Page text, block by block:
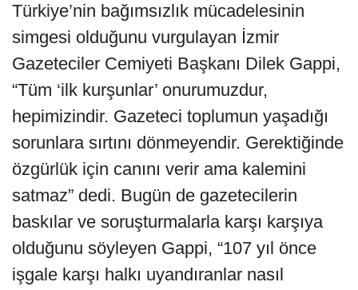
Türkiye’nin bağımsızlık mücadelesinin
simgesi olduğunu vurgulayan İzmir
Gazeteciler Cemiyeti Başkanı Dilek Gappi,
“Tüm ‘ilk kurşunlar’ onurumuzdur,
hepimizindir. Gazeteci toplumun yaşadığı
sorunlara sırtını dönmeyendir. Gerektiğinde
özgürlük için canını verir ama kalemini
satmaz” dedi. Bugün de gazetecilerin
baskılar ve soruşturmalarla karşı karşıya
olduğunu söyleyen Gappi, “107 yıl önce
işgale karşı halkı uyandıranlar nasıl